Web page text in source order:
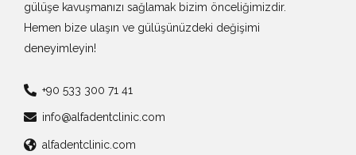
gülüşe kavuşmanızı sağlamak bizim önceliğimizdir.
Hemen bize ulaşın ve gülüşünüzdeki değişimi
deneyimleyin!
+90 533 300 71 41
info@alfadentclinic.com
alfadentclinic.com